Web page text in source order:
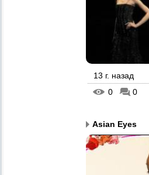
13 г. назад
0
0
Asian Eyes